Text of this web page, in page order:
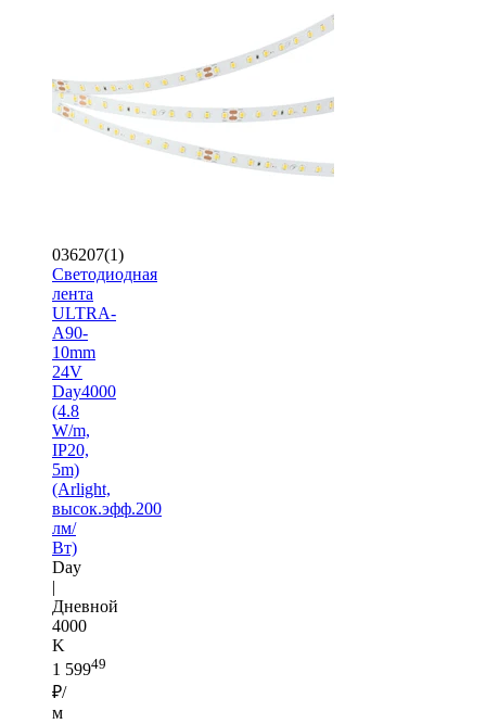
036207(1)
Светодиодная
лента
ULTRA-
A90-
10mm
24V
Day4000
(4.8
W/m,
IP20,
5m)
(Arlight,
высок.эфф.200
лм/
Вт)
Day
|
Дневной
4000
K
1 59949
₽/
м